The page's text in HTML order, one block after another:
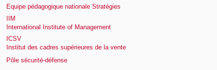
Equipe pédagogique nationale Stratégies
IIM
International Institute of Management
ICSV
Institut des cadres supérieures de la vente
Pôle sécurité-défense